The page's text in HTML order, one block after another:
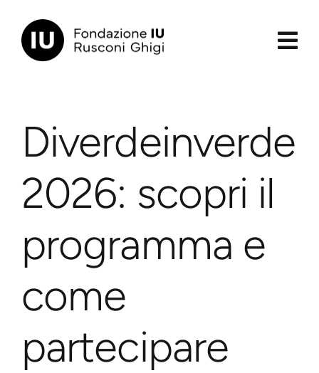
contenuto
Diverdeinverde
2026: scopri il
programma e
come
partecipare